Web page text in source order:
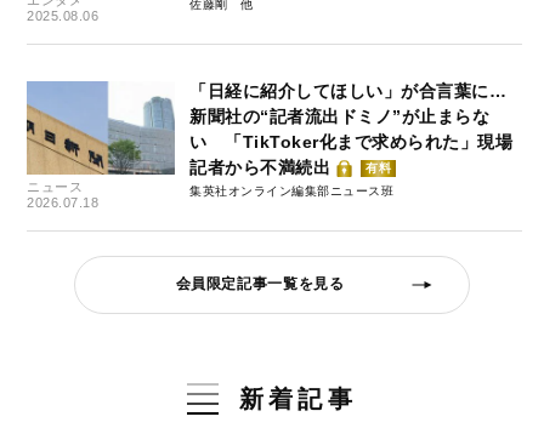
2025.08.06
佐藤剛
ニュース
2026.07.18
「日経に紹介してほしい」が合言葉に…
新聞社の“記者流出ドミノ”が止まらな
い 「TikToker化まで求められた」現場
記者から不満続出
有料
集英社オンライン編集部ニュース班
会員限定記事一覧を見る
新着記事